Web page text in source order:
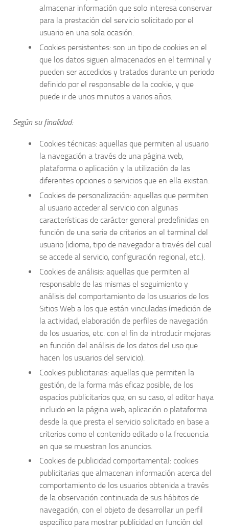
almacenar información que solo interesa conservar
para la prestación del servicio solicitado por el
usuario en una sola ocasión.
Cookies persistentes: son un tipo de cookies en el
que los datos siguen almacenados en el terminal y
pueden ser accedidos y tratados durante un periodo
definido por el responsable de la cookie, y que
puede ir de unos minutos a varios años.
Según su finalidad:
Cookies técnicas: aquellas que permiten al usuario
la navegación a través de una página web,
plataforma o aplicación y la utilización de las
diferentes opciones o servicios que en ella existan.
Cookies de personalización: aquellas que permiten
al usuario acceder al servicio con algunas
características de carácter general predefinidas en
función de una serie de criterios en el terminal del
usuario (idioma, tipo de navegador a través del cual
se accede al servicio, configuración regional, etc.).
Cookies de análisis: aquellas que permiten al
responsable de las mismas el seguimiento y
análisis del comportamiento de los usuarios de los
Sitios Web a los que están vinculadas (medición de
la actividad, elaboración de perfiles de navegación
de los usuarios, etc. con el fin de introducir mejoras
en función del análisis de los datos del uso que
hacen los usuarios del servicio).
Cookies publicitarias: aquellas que permiten la
gestión, de la forma más eficaz posible, de los
espacios publicitarios que, en su caso, el editor haya
incluido en la página web, aplicación o plataforma
desde la que presta el servicio solicitado en base a
criterios como el contenido editado o la frecuencia
en que se muestran los anuncios.
Cookies de publicidad comportamental: cookies
publicitarias que almacenan información acerca del
comportamiento de los usuarios obtenida a través
de la observación continuada de sus hábitos de
navegación, con el objeto de desarrollar un perfil
específico para mostrar publicidad en función del